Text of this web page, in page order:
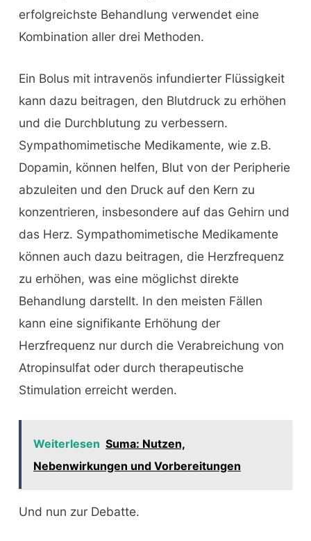
erfolgreichste Behandlung verwendet eine
Kombination aller drei Methoden.
Ein Bolus mit intravenös infundierter Flüssigkeit
kann dazu beitragen, den Blutdruck zu erhöhen
und die Durchblutung zu verbessern.
Sympathomimetische Medikamente, wie z.B.
Dopamin, können helfen, Blut von der Peripherie
abzuleiten und den Druck auf den Kern zu
konzentrieren, insbesondere auf das Gehirn und
das Herz. Sympathomimetische Medikamente
können auch dazu beitragen, die Herzfrequenz
zu erhöhen, was eine möglichst direkte
Behandlung darstellt. In den meisten Fällen
kann eine signifikante Erhöhung der
Herzfrequenz nur durch die Verabreichung von
Atropinsulfat oder durch therapeutische
Stimulation erreicht werden.
Weiterlesen Suma: Nutzen,
Nebenwirkungen und Vorbereitungen
Und nun zur Debatte.